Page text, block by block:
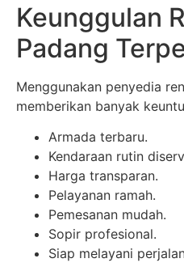
Keunggulan
Padang
Menggunakan penyedia
memberikan banyak
Armada terbaru.
Kendaraan rutin
Harga transparan.
Pelayanan ramah.
Pemesanan mudah.
Sopir profesional.
Siap melayani